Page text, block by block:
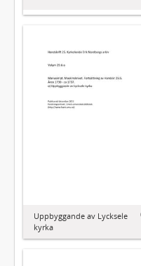
Uppbyggande av Lycksele
kyrka